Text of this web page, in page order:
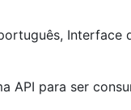
Interface
API para ser